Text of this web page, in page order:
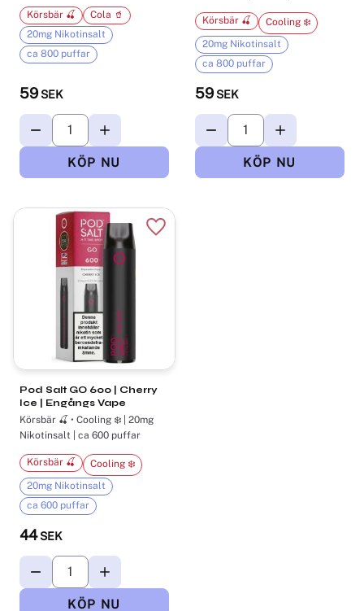
59 SEK
Körsbär 🍒
Cola 🥤
20mg Nikotinsalt
ca 800 puffar
59 SEK
Körsbär 🍒
Cooling ❄️
20mg Nikotinsalt
ca 800 puffar
Pod Salt GO 600 | Cherry
Ice | Engångs Vape
Körsbär 🍒 • Cooling ❄️ | 20mg
Nikotinsalt | ca 600 puffar
44SEK
Körsbär 🍒
Cooling ❄️
20mg Nikotinsalt
ca 600 puffar
Lägg till i favoriter